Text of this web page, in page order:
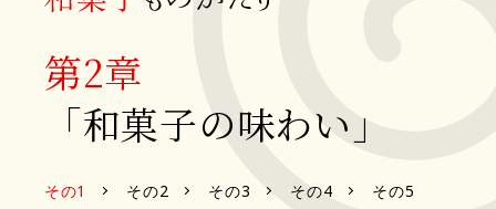
第2章
「和菓子の味わい」
その1 その2 その3 その4 その5